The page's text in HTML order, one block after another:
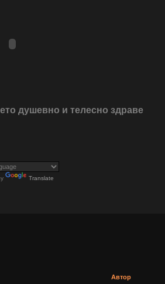
душевно и телесно здраве
Translate
Автор